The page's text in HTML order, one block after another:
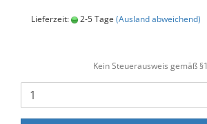
Lieferzeit: 2-5 Tage (Ausland abweichend)
Kein Steuerausweis gemäß